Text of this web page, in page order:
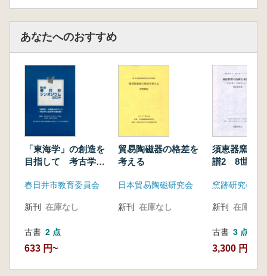
行 岡
寺 良
求菩提山周辺の
岡寺 良
求菩提山と
遠藤 啓介
求菩提山の仏教絵画―古代と中世の作品2件に
ついて― 井形 進
紙上特集②「発掘された豊前の山岳霊場遺跡と
史跡保存」
求菩提山の発掘調査成
棚田 昭仁
山口 裕平
普智山等覚寺の発掘調査成
あなたへのおすすめ
「東海学」の創造を
目指して 考古学と
春日井市教育委員会
新刊 在庫なし
古書 2 点
633 円~
貿易陶磁器の格差を
考える
日本貿易陶磁研究会
新刊 在庫なし
須恵器窯の
譜2 8世紀中
窯跡研究会
新刊 在庫なし
古書 3 点
3,300 円~